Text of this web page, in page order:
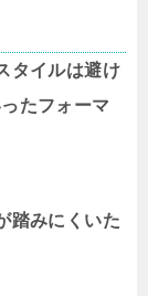
タイルは避け
たフォーマ
踏みにくいた